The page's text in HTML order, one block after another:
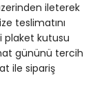
ileterek
teslimatını
plaket kutusu
gününü tercih
ile sipariş